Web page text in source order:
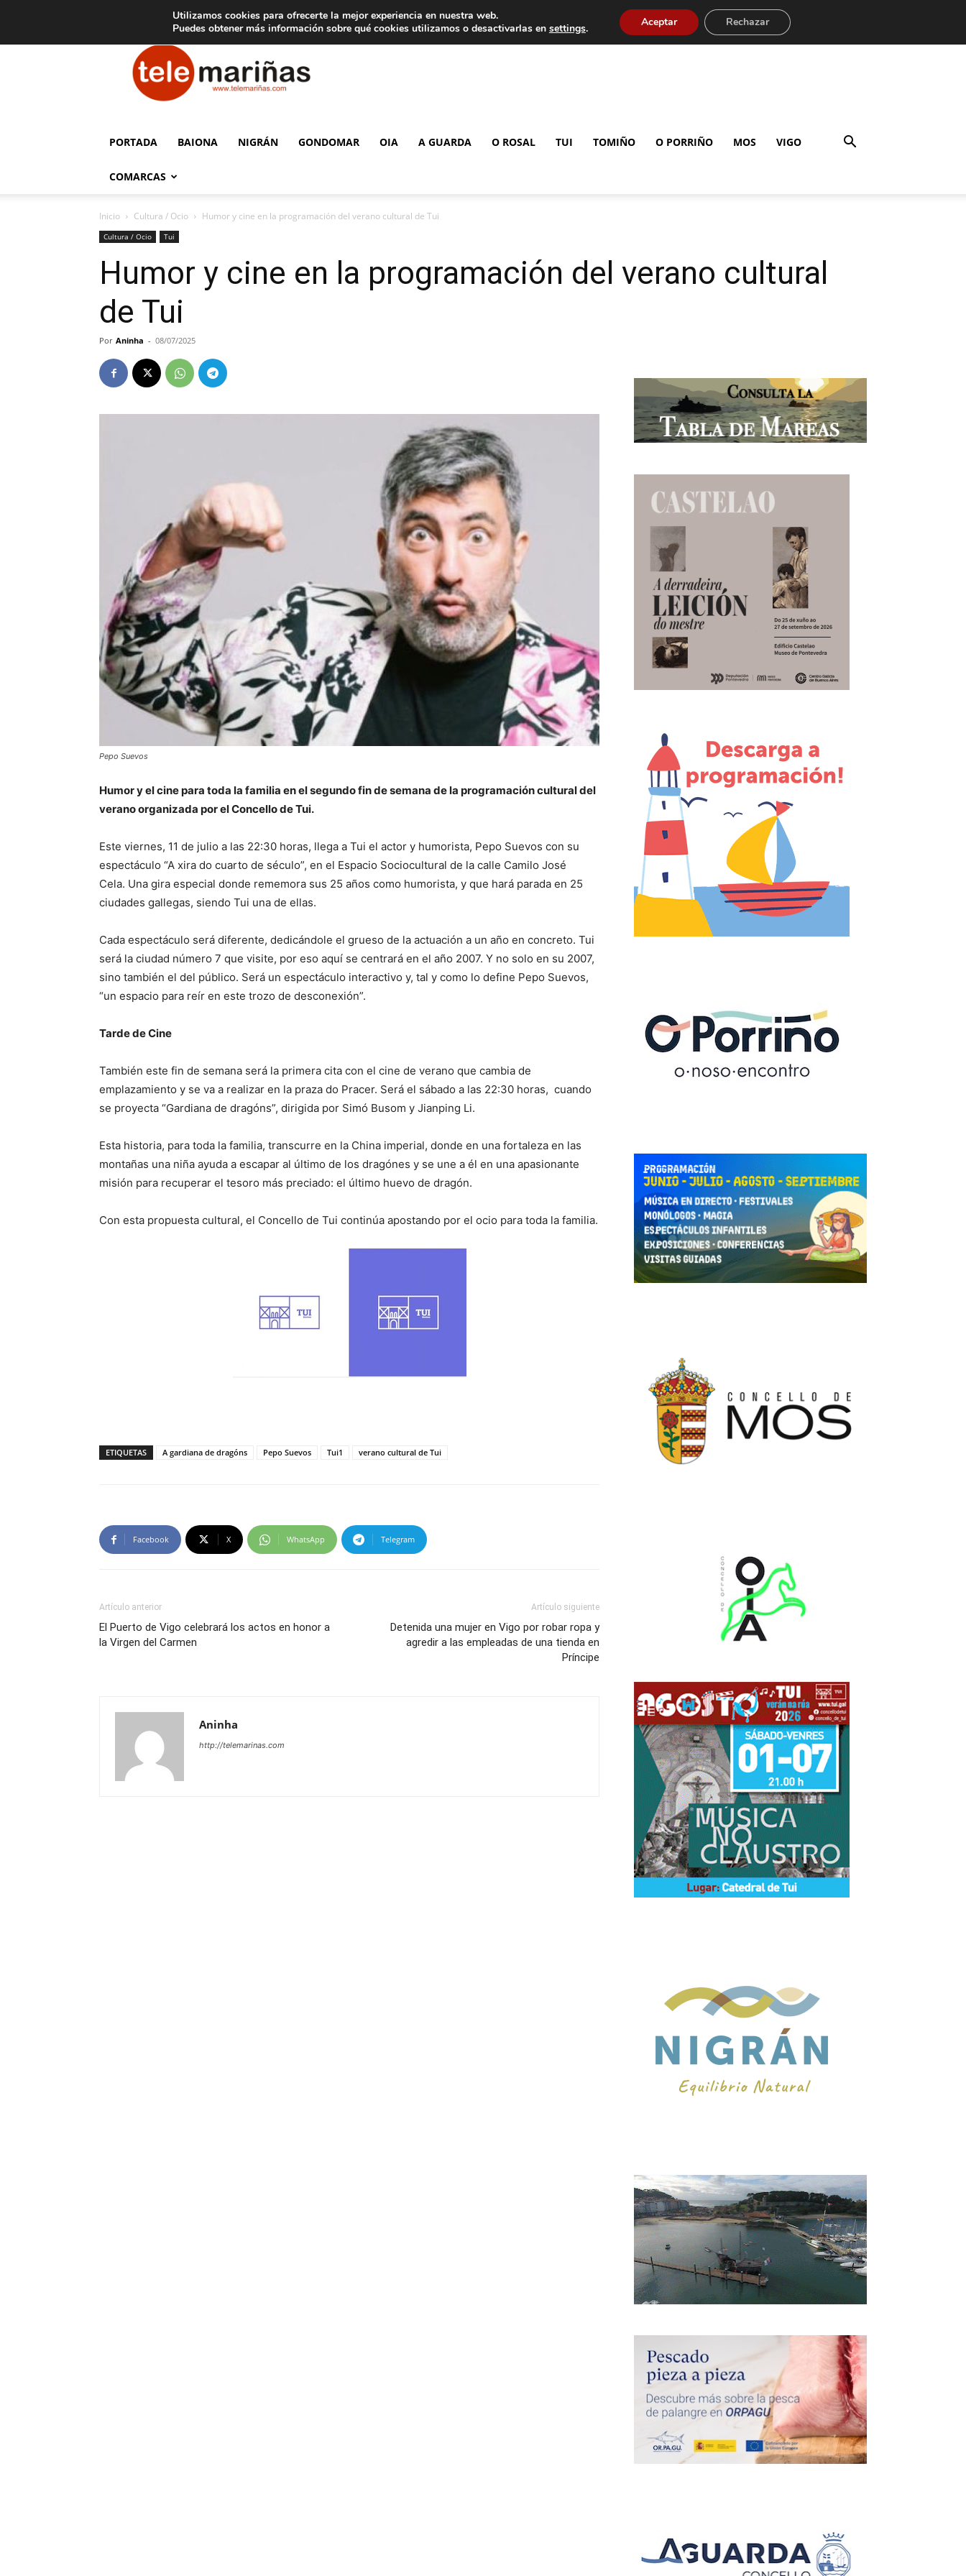
Aviso legal Tarifas de publicidad
Telemariñas
PORTADA BAIONA NIGRÁN GONDOMAR OIA A GUARDA O ROSAL TUI TOMIÑO O PORRIÑO MOS VIGO
COMARCAS
Inicio Cultura / Ocio Humor y cine en la programación del verano cultural de Tui
Cultura / Ocio Tui
Humor y cine en la programación del verano cultural
de Tui
Por Aninha - 08/07/2025
Pepo Suevos
Humor y el cine para toda la familia en el segundo fin de semana de la programación cultural del
verano organizada por el Concello de Tui.
Este viernes, 11 de julio a las 22:30 horas, llega a Tui el actor y humorista, Pepo Suevos con su
espectáculo “A xira do cuarto de século”, en el Espacio Sociocultural de la calle Camilo José
Cela. Una gira especial donde rememora sus 25 años como humorista, y que hará parada en 25
ciudades gallegas, siendo Tui una de ellas.
Cada espectáculo será diferente, dedicándole el grueso de la actuación a un año en concreto. Tui
será la ciudad número 7 que visite, por eso aquí se centrará en el año 2007. Y no solo en su 2007,
sino también el del público. Será un espectáculo interactivo y, tal y como lo define Pepo Suevos,
“un espacio para reír en este trozo de desconexión”.
Tarde de Cine
También este fin de semana será la primera cita con el cine de verano que cambia de
emplazamiento y se va a realizar en la praza do Pracer. Será el sábado a las 22:30 horas, cuando
se proyecta “Gardiana de dragóns”, dirigida por Simó Busom y Jianping Li.
Esta historia, para toda la familia, transcurre en la China imperial, donde en una fortaleza en las
montañas una niña ayuda a escapar al último de los dragónes y se une a él en una apasionante
misión para recuperar el tesoro más preciado: el último huevo de dragón.
Con esta propuesta cultural, el Concello de Tui continúa apostando por el ocio para toda la familia.
ETIQUETAS A gardiana de dragóns Pepo Suevos Tui1 verano cultural de Tui
Facebook X WhatsApp Telegram
Artículo anterior
El Puerto de Vigo celebrará los actos en honor a
la Virgen del Carmen
Artículo siguiente
Detenida una mujer en Vigo por robar ropa y
agredir a las empleadas de una tienda en
Príncipe
Aninha
http://telemarinas.com
Utilizamos cookies para ofrecerte la mejor experiencia en nuestra web.
Puedes obtener más información sobre qué cookies utilizamos o desactivarlas en settings. Aceptar Rechazar